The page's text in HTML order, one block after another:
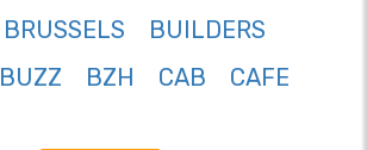
BRUSSELS
BUILDERS
BUZZ BZH CAB
CAFE